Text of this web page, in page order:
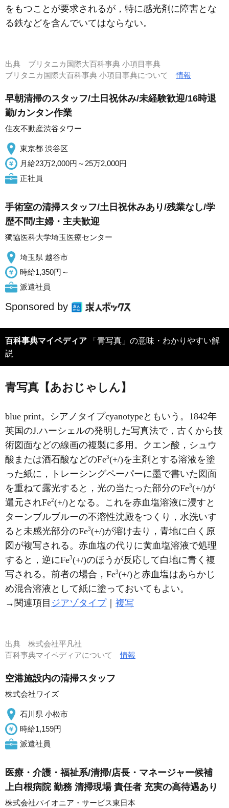
をもつことが要求されるが，特に感光剤に障害とな
る鉄などを含んでいてはならない。
出典 ブリタニカ国際大百科事典 小項目事典
ブリタニカ国際大百科事典 小項目事典について情報
早朝清掃のスタッフ/土日祝休み/未経験歓迎/16時退
勤/カンタン作業
住友不動産渋谷タワー
東京都 渋谷区
月給23万2,000円～25万2,000円
正社員
手術室の清掃スタッフ/土日祝休みあり/残業なし/学
歴不問/主婦・主夫歓迎
獨協医科大学埼玉医療センター
埼玉県 越谷市
時給1,350円～
派遣社員
Sponsored by
百科事典マイペディア
説
青写真【あおじゃしん】
blue print。シアノタイプcyanotypeともいう。1842年
英国のJ.ハーシェルの発明した写真法で，古くから技
術図面などの線画の複製に多用。クエン酸，シュウ
酸または酒石酸などのFe3(+/)を主剤とする溶液を塗
った紙に，トレーシングペーパーに墨で書いた図面
を重ねて露光すると，光の当たった部分のFe3(+/)が
還元されFe2(+/)となる。これを赤血塩溶液に浸すと
ターンブルブルーの不溶性沈殿をつくり，水洗いす
ると未感光部分のFe3(+/)が溶け去り，青地に白く原
図が複写される。赤血塩の代りに黄血塩溶液で処理
すると，逆にFe3(+/)のほうが反応して白地に青く複
写される。前者の場合，Fe3(+/)と赤血塩はあらかじ
め混合溶液として紙に塗っておいてもよい。
→関連項目 ジアゾタイプ｜ 複写
出典 株式会社平凡社
百科事典マイペディアについて情報
空港施設内の清掃スタッフ
株式会社ワイズ
石川県 小松市
時給1,159円
派遣社員
医療・介護・福祉系/清掃/店長・マネージャー候補
上白根病院 勤務 清掃現場 責任者 充実の高待遇あり
株式会社パイオニア・サービス東日本